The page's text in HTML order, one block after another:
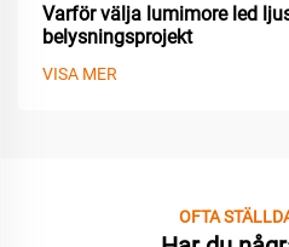
Varför välja lumimore led
belysningsprojekt
VISA MER
OFTA